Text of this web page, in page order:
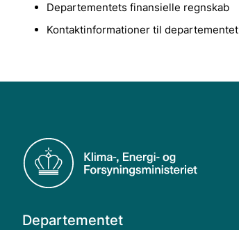
Departementets finansielle regnskab
Kontaktinformationer til departementet
Departementet